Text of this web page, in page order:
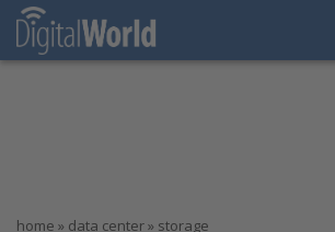
home » data center» storage